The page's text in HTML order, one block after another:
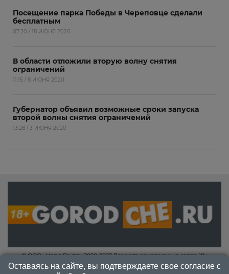
Посещение парка Победы в Череповце сделали
бесплатным
07:20 / 18 ИЮНЯ 2020
В области отложили вторую волну снятия
ограничений
11:15 / 8 ИЮНЯ 2020
Губернатор объявил возможные сроки запуска
второй волны снятия ограничений
13:28 / 3 ИЮНЯ 2020
© ООО «Норд Групп» 2020-2023 Возрастная категория сайта: 18+
КОНТАКТЫ
Оставаясь на сайте, вы подтверждаете свое согласие с